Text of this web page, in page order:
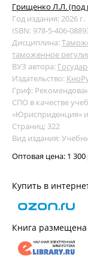
Грищенко Л.Л. (под
Год издания: 2026 г.
ISBN: 978-5-406-
Дисциплина:
таможенное
ВУЗ автора:
Издательство:
Гриф:
СПО в качестве
«Юрисприденция»
Страниц: 322
Вид издания:
Оптовая цена: 1
Купить в
Книга размещена